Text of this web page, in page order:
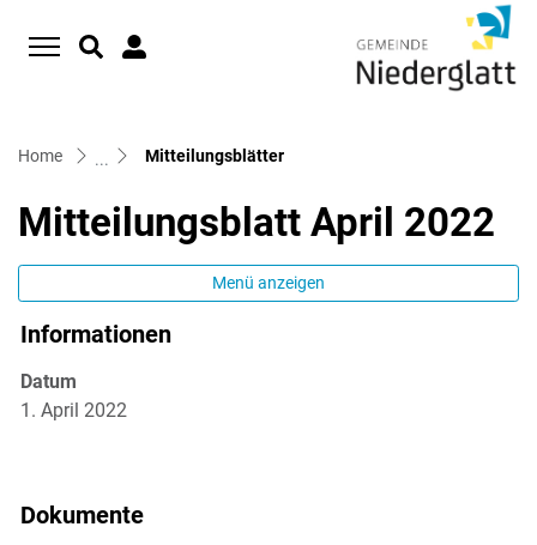
Home Mitteilungsblätter(ausgewählt)
Mitteilungsblatt April 2022
Menü anzeigen
Informationen
Datum
1. April 2022
Dokumente